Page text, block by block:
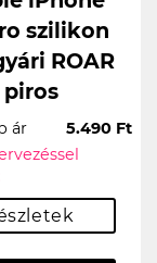
szilikon
ROAR
piros
ár
5.490 Ft